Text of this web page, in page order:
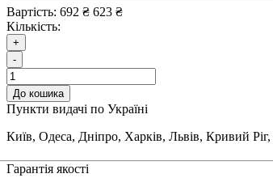
Вартість: 692 ₴ 623 ₴
Кількість:
+
-
До кошика
Пункти видачі по Україні
Київ, Одеса, Дніпро, Харків, Львів, Кривий
Гарантія якості